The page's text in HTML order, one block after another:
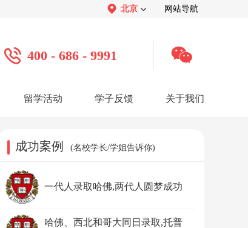
北京 网站导航
400 - 686 - 9991
留学活动 学子反馈
声： 感谢视频 学子访谈
关于我们
品牌介绍： 关于我们 公司活动 媒体报道
成功案例 (名校学长/学姐告诉你)
一代人录取哈佛,两代人圆梦成功
哈佛、西北和哥大同日录取,托普